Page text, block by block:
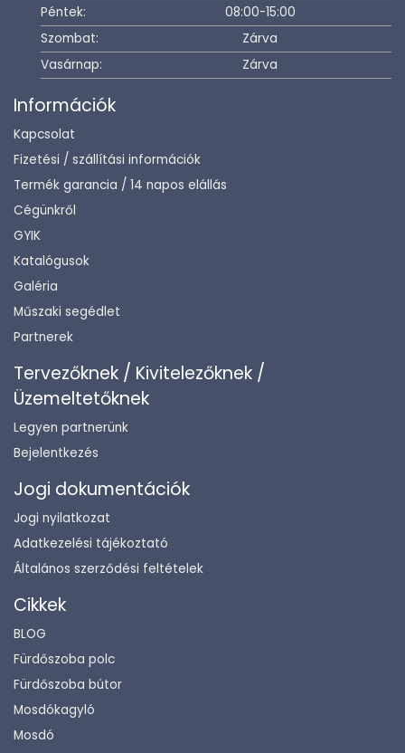
Péntek:
08:00-15:00
Szombat:
Zárva
Vasárnap:
Zárva
Információk
Kapcsolat
Fizetési / szállítási információk
Termék garancia / 14 napos elállás
Cégünkről
GYIK
Katalógusok
Galéria
Műszaki segédlet
Partnerek
Tervezőknek / Kivitelezőknek /
Üzemeltetőknek
Legyen partnerünk
Bejelentkezés
Jogi dokumentációk
Jogi nyilatkozat
Adatkezelési tájékoztató
Általános szerződési feltételek
Cikkek
BLOG
Fürdőszoba polc
Fürdőszoba bútor
Mosdókagyló
Mosdó